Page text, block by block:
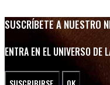
SUSCRÍBETE A NUESTRO
ENTRA EN EL UNIVERSO DE